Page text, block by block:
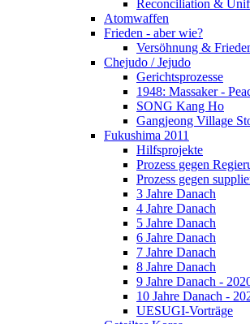
Reconciliation &
Atomwaffen
Frieden - aber wie?
Versöhnung &
Chejudo / Jejudo
Gerichtsprozesse
1948: Massaker -
SONG Kang Ho
Gangjeong Village
Fukushima 2011
Hilfsprojekte
Prozess gegen
Prozess gegen
3 Jahre Danach
4 Jahre Danach
5 Jahre Danach
6 Jahre Danach
7 Jahre Danach
8 Jahre Danach
9 Jahre Danach -
10 Jahre Danach -
UESUGI-Vorträge